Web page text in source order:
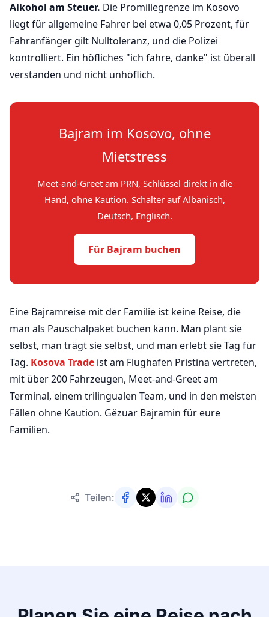
Alkohol am Steuer. Die Promillegrenze im Kosovo
liegt für allgemeine Fahrer bei etwa 0,05 Prozent, für
Fahranfänger gilt Nulltoleranz, und die Polizei
kontrolliert. Ein höfliches "ich fahre, danke" ist überall
verstanden und nicht unhöflich.
Bajram im Kosovo, ohne
Mietstress
Meet-and-Greet am PRN, Schlüssel direkt in die
Hand, ohne Kaution. Schalter auf Albanisch,
Deutsch, Englisch.
Für Bajram buchen
Eine Bajramreise mit der Familie ist keine Reise, die
man als Pauschalpaket buchen kann. Man plant sie
selbst, man trägt sie selbst, und man erlebt sie Tag für
Tag. Kosova Trade ist am Flughafen Pristina vertreten,
mit über 200 Fahrzeugen, Meet-and-Greet am
Terminal, einem trilingualen Team, und in den meisten
Fällen ohne Kaution. Gëzuar Bajramin für eure
Familien.
Teilen: